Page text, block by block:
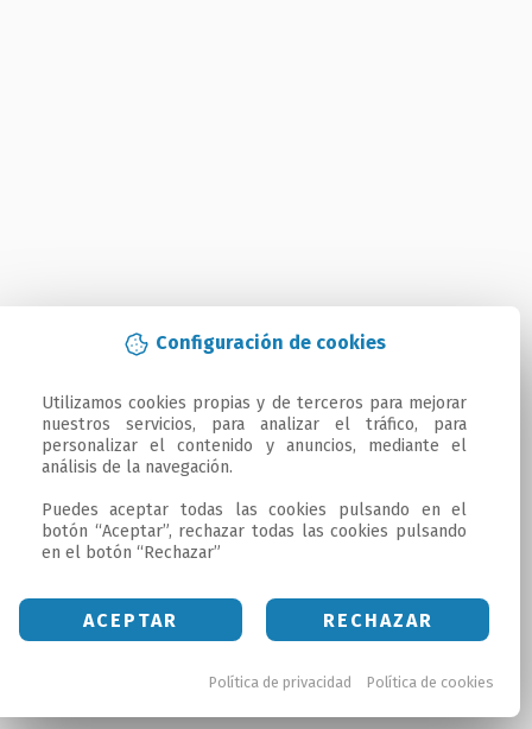
Configuración de cookies
Utilizamos cookies propias y de terceros para mejorar
nuestros servicios, para analizar el tráfico, para
personalizar el contenido y anuncios, mediante el
análisis de la navegación.
Puedes aceptar todas las cookies pulsando en el
botón “Aceptar”, rechazar todas las cookies pulsando
en el botón “Rechazar”
ACEPTAR RECHAZAR
Política de privacidad Política de cookies